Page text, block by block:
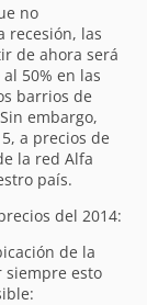
no
recesión, las
de ahora será
50% en las
barrios de
embargo,
a precios de
la red Alfa
país.
del 2014:
de la
siempre esto